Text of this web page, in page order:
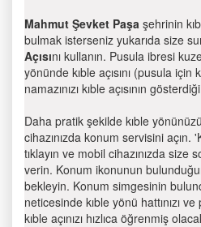
Mahmut Şevket Paşa şehrinin
bulmak isterseniz yukarıda size
Açısını kullanın. Pusula ibresi
yönünde kıble açısını (pusula için
namazınızı kıble açısının
Daha pratik şekilde kıble
cihazınızda konum servisini
tıklayın ve mobil cihazınızda size
verin. Konum ikonunun
bekleyin. Konum simgesinin
neticesinde kıble yönü hattınızı
kıble açınızı hızlıca öğrenmiş